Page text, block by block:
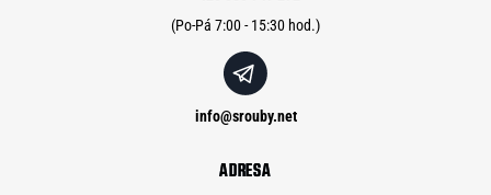
info@srouby.net
ADRESA